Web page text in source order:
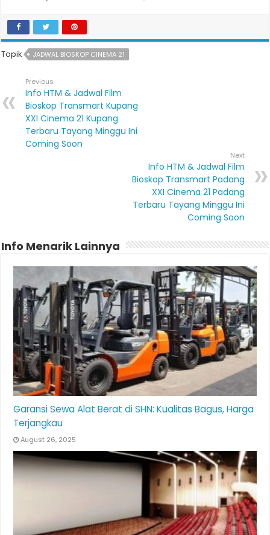
Topik JADWAL BIOSKOP CINEMA 21
Previous
Info HTM & Jadwal Film
Bioskop Transmart Kupang
XXI Cinema 21 Kupang
Terbaru Tayang Minggu Ini
Coming Soon
Next
Info HTM & Jadwal Film
Bioskop Transmart Padang
XXI Cinema 21 Padang
Terbaru Tayang Minggu Ini
Coming Soon
Info Menarik Lainnya
Garansi Sewa Alat Berat di SHN: Kualitas Bagus, Harga
Terjangkau
August 26, 2025